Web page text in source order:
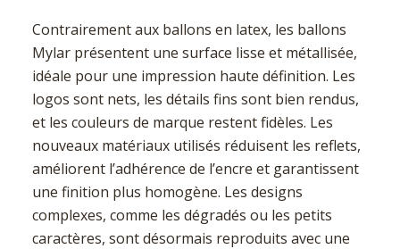
Contrairement aux ballons en latex, les ballons
Mylar présentent une surface lisse et métallisée,
idéale pour une impression haute définition. Les
logos sont nets, les détails fins sont bien rendus,
et les couleurs de marque restent fidèles. Les
nouveaux matériaux utilisés réduisent les reflets,
améliorent l’adhérence de l’encre et garantissent
une finition plus homogène. Les designs
complexes, comme les dégradés ou les petits
caractères, sont désormais reproduits avec une